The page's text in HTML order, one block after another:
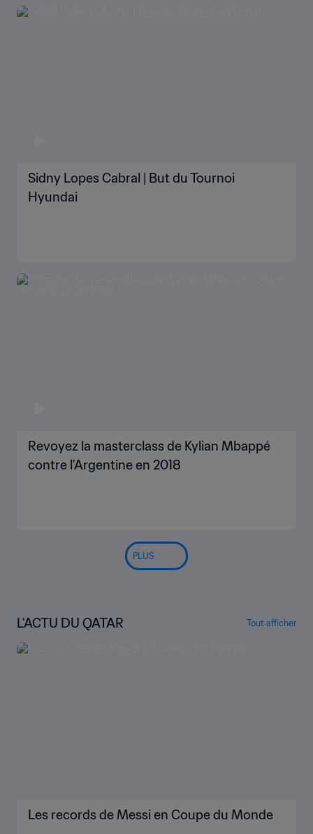
Sidny Lopes Cabral | But du Tournoi
Hyundai
Revoyez la masterclass de Kylian Mbappé
contre l'Argentine en 2018
PLUS
L'ACTU DU QATAR Tout afficher
Les records de Messi en Coupe du Monde